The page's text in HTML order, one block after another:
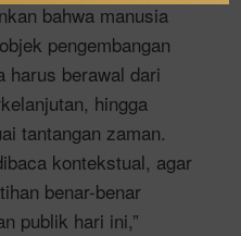
bahwa manusia
pengembangan
harus berawal dari
hingga
tantangan zaman.
kontekstual, agar
benar-benar
publik hari ini,”